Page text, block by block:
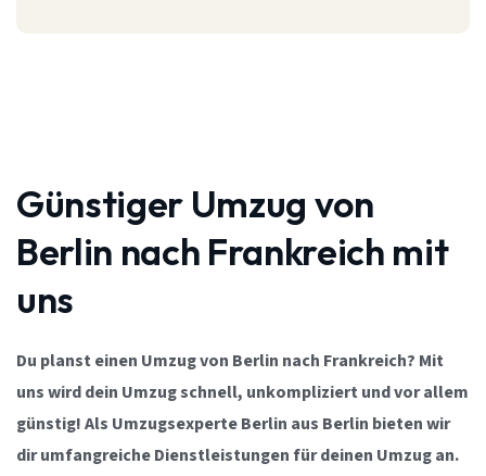
Günstiger Umzug von
Berlin nach Frankreich mit
uns
Du planst einen Umzug von Berlin nach Frankreich? Mit
uns wird dein Umzug schnell, unkompliziert und vor allem
günstig! Als Umzugsexperte Berlin aus Berlin bieten wir
dir umfangreiche Dienstleistungen für deinen Umzug an.